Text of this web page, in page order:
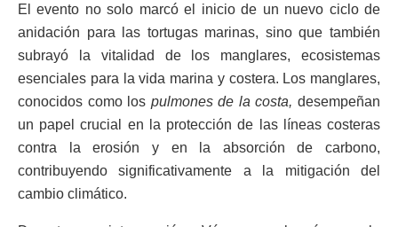
El evento no solo marcó el inicio de un nuevo ciclo de
anidación para las tortugas marinas, sino que también
subrayó la vitalidad de los manglares, ecosistemas
esenciales para la vida marina y costera. Los manglares,
conocidos como los pulmones de la costa, desempeñan
un papel crucial en la protección de las líneas costeras
contra la erosión y en la absorción de carbono,
contribuyendo significativamente a la mitigación del
cambio climático.